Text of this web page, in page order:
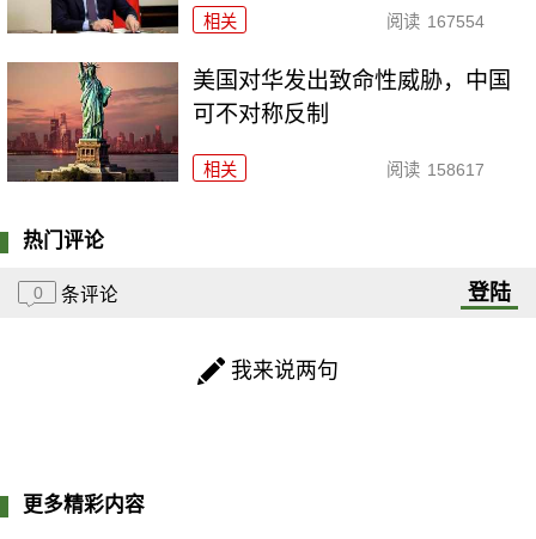
相关 阅读 167554
美国对华发出致命性威胁，中国
可不对称反制
相关 阅读 158617
热门评论
0 条评论 登陆
我来说两句
更多精彩内容